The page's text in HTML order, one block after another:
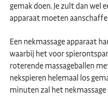
gemak doen. Je zult dan wel
apparaat moeten
Een nekmassage apparaat
waarbij het voor
roterende massageballen
nekspieren helemaal los
minuten zal het